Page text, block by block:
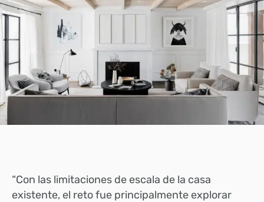
“Con las limitaciones de escala de la casa
existente, el reto fue principalmente explorar